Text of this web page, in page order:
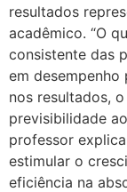
resultados
acadêmico. “O
consistente das
em
nos resultados,
previsibilidade
professor
estimular o
eficiência na